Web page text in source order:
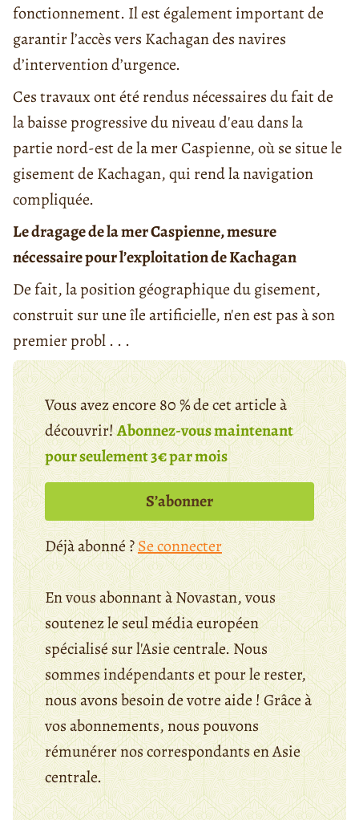
fonctionnement. Il est également important de
garantir l’accès vers Kachagan des navires
d’intervention d’urgence.
Ces travaux ont été rendus nécessaires du fait de
la baisse progressive du niveau d'eau dans la
partie nord-est de la mer Caspienne, où se situe le
gisement de Kachagan, qui rend la navigation
compliquée.
Le dragage de la mer Caspienne, mesure
nécessaire pour l’exploitation de Kachagan
De fait, la position géographique du gisement,
construit sur une île artificielle, n'en est pas à son
premier probl . . .
Vous avez encore 80 % de cet article à
découvrir!Abonnez-vous maintenant
pour seulement 3€ par mois
S’abonner
Déjà abonné ?Se connecter
En vous abonnant à Novastan, vous
soutenez le seul média européen
spécialisé sur l'Asie centrale. Nous
sommes indépendants et pour le rester,
nous avons besoin de votre aide ! Grâce à
vos abonnements, nous pouvons
rémunérer nos correspondants en Asie
centrale.